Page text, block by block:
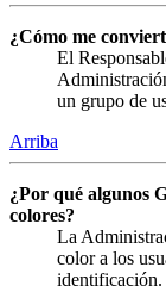
¿Cómo me
El
un grupo de
Arriba
¿Por qué algunos
colores?
La
color a los
identificación.